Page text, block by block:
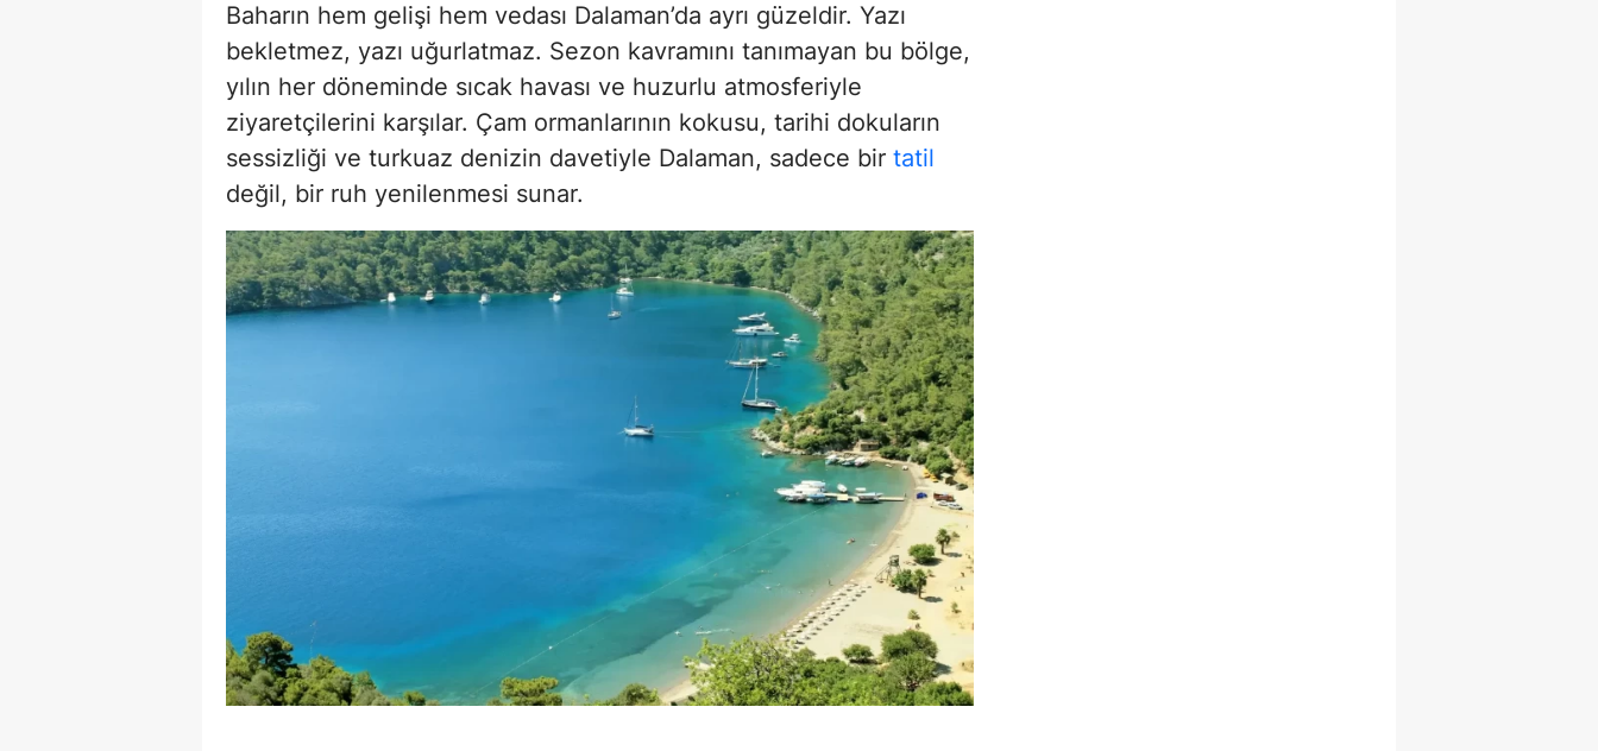
Baharın hem gelişi hem vedası Dalaman’da ayrı güzeldir. Yazı
bekletmez, yazı uğurlatmaz. Sezon kavramını tanımayan bu bölge,
yılın her döneminde sıcak havası ve huzurlu atmosferiyle
ziyaretçilerini karşılar. Çam ormanlarının kokusu, tarihi dokuların
sessizliği ve turkuaz denizin davetiyle Dalaman, sadece bir tatil
değil, bir ruh yenilenmesi sunar.